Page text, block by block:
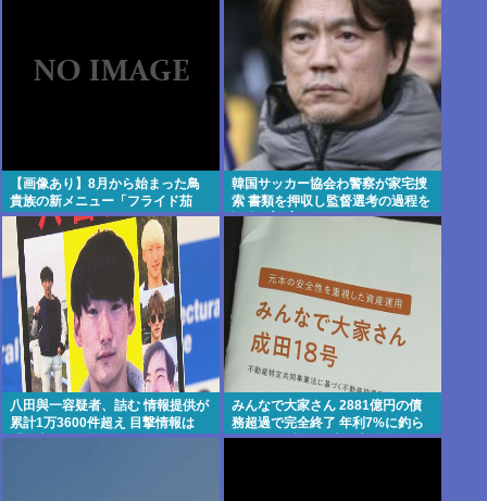
【画像あり】8月から始まった鳥
貴族の新メニュー「フライド茄
子」がうますぎでした→3.2万いい
ね
韓国サッカー協会わ警察が家宅捜
索 書類を押収し監督選考の過程を
調査 <\`皿´>
八田與一容疑者、詰む 情報提供が
累計1万3600件超え 目撃情報は
「関東」が最多
みんなで大家さん 2881億円の債
務超過で完全終了 年利7%に釣ら
れた3万人超の弱者の老後資金